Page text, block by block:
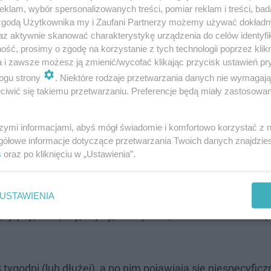
potwierdziły, że kot był chory na wściekliznę -
Weterynarii w Lublinie.
człowieka dochodzi w przypadku
uszkodzonej skóry człowieka ze śliną chorych
zwierzę, należy się zgłaszać do lekarza.
psy, wilki, lisy, kojoty, nietoperze, ale także wiewiórki,
(lub dłużej), a po nim pojawiają się
wybór spersonalizowanych treści, pomiar reklam i treści,
Użytkownika my i Zaufani Partnerzy możemy używać
aktywnie skanować charakterystykę urządzenia do celów
prosimy o zgodę na korzystanie z tych technologii poprzez
i zawsze możesz ją zmienić/wycofać klikając przycisk ustawień
strony
. Niektóre rodzaje przetwarzania danych nie
się takiemu przetwarzaniu. Preferencje będą miały
informacjami, abyś mógł świadomie i komfortowo korzystać z
informacje dotyczące przetwarzania Twoich danych
oraz po kliknięciu w „Ustawienia”.
USTAWIENIA